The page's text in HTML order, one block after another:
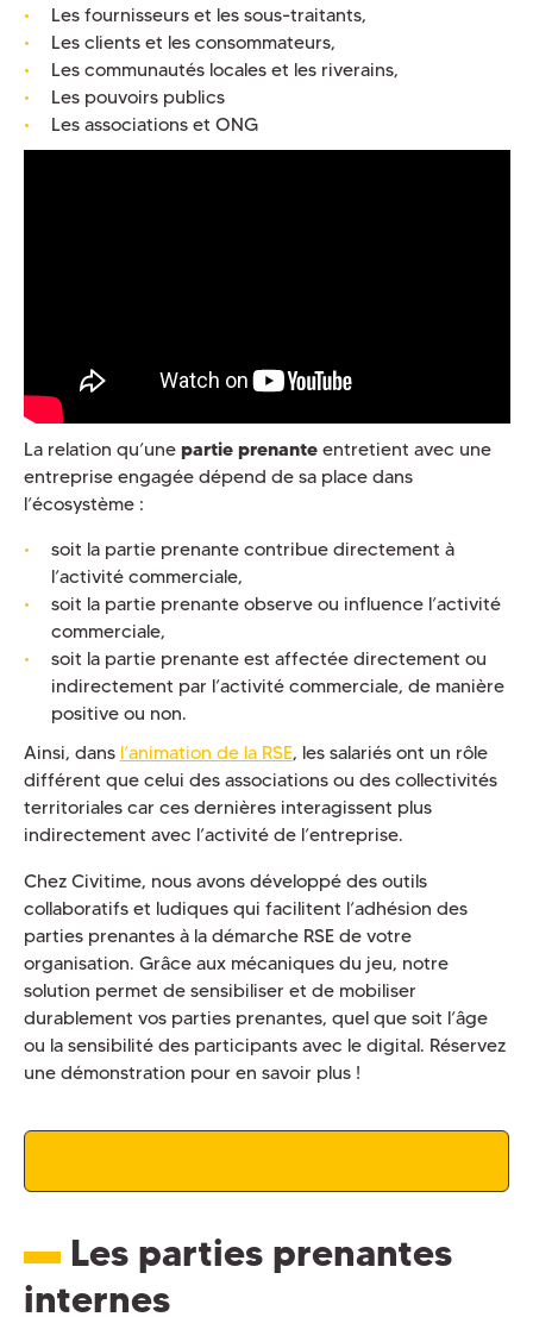
Les fournisseurs et les sous-traitants,
Les clients et les consommateurs,
Les communautés locales et les riverains,
Les pouvoirs publics
Les associations et ONG
La relation qu’une partie prenanteentretient avec une
entreprise engagée dépend de sa place dans
l’écosystème :
soit la partie prenante contribue directement à
l’activité commerciale,
soit la partie prenante observe ou influence l’activité
commerciale,
soit la partie prenante est affectée directement ou
indirectement par l’activité commerciale, de manière
positive ou non.
Ainsi, dans l’animation de la RSE, les salariés ont un rôle
différent que celui des associations ou des collectivités
territoriales car ces dernières interagissent plus
indirectement avec l’activité de l’entreprise.
Chez Civitime, nous avons développé des outils
collaboratifs et ludiques qui facilitent l’adhésion des
parties prenantes à la démarche RSE de votre
organisation. Grâce aux mécaniques du jeu, notre
solution permet de sensibiliser et de mobiliser
durablement vos parties prenantes, quel que soit l’âge
ou la sensibilité des participants avec le digital. Réservez
une démonstration pour en savoir plus !
Les parties prenantes
internes